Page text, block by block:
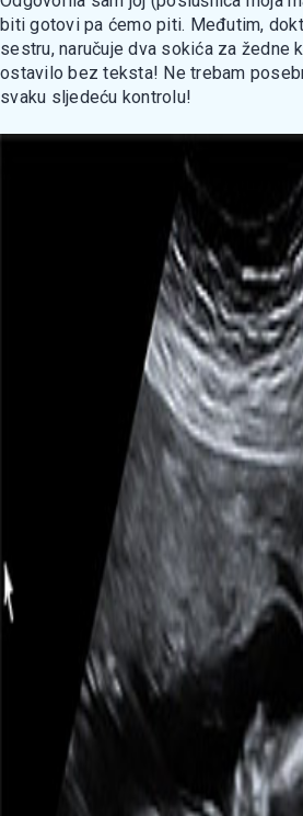
biti gotovi pa ćemo piti. Međutim,
sestru, naručuje dva sokića za žedne
ostavilo bez teksta! Ne trebam
svaku sljedeću kontrolu!
Ultrazvuk je trajao gotovo 50 minuta!
moja pristojna (po tome smo odmah
nikako da raširi malo te nožice i da
ili ne. Konačno, nakon 40-ak minuta
jedna kratka i nepristojna, ali jasna
Gotovo je sigurno djevojčica. Klara –
Ipak, doktorica kaže da baš ne
(pokoja stvarčica u toj boji je
ključni dio tijela vidio samo na tren iz
moguće da se pišo ipak nekako
već 23. tjedan) bit ćemo sigurni u spol
gotovo 20 cm, a teški 200 grama.